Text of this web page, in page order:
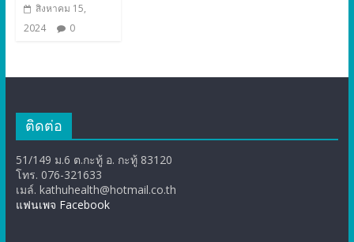
สิงหาคม 15,
2024
0
ติดต่อ
51/149 ม.6 ต.กะทู้ อ. กะทู้ 83120
โทร. 076-321633
เมล์. kathuhealth@hotmail.co.th
แฟนเพจ Facebook